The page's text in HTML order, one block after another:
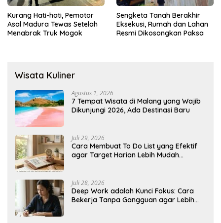
Kurang Hati-hati, Pemotor
Asal Madura Tewas Setelah
Menabrak Truk Mogok
Sengketa Tanah Berakhir
Eksekusi, Rumah dan Lahan
Resmi Dikosongkan Paksa
Wisata Kuliner
Agustus 1, 2026
7 Tempat Wisata di Malang yang Wajib
Dikunjungi 2026, Ada Destinasi Baru
Juli 29, 2026
Cara Membuat To Do List yang Efektif
agar Target Harian Lebih Mudah
Juli 28, 2026
Deep Work adalah Kunci Fokus: Cara
Bekerja Tanpa Gangguan agar Lebih